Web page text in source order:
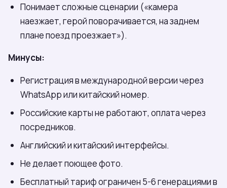
Понимает сложные сценарии («камера
наезжает, герой поворачивается, на заднем
плане поезд проезжает»).
Минусы:
Регистрация в международной версии через
WhatsApp или китайский номер.
Российские карты не работают, оплата через
посредников.
Английский и китайский интерфейсы.
Не делает поющее фото.
Бесплатный тариф ограничен 5-6 генерациями в